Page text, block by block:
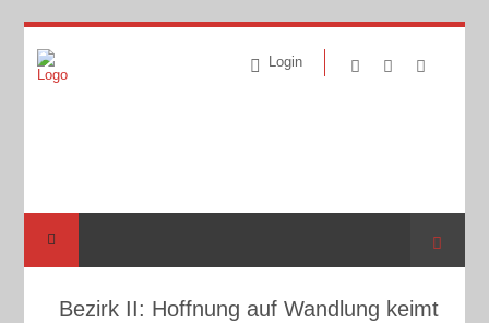
Login
Suche
Bezirk II: Hoffnung auf Wandlung keimt